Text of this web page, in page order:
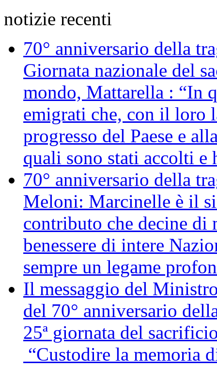
notizie recenti
70° anniversario della
Giornata nazionale del
mondo, Mattarella : “In
emigrati che, con il loro
progresso del Paese e
quali sono stati accolti e
70° anniversario della
Meloni: Marcinelle è il
contributo che decine
benessere di intere
sempre un legame
Il messaggio del
del 70° anniversario
25ª giornata del
“Custodire la memoria